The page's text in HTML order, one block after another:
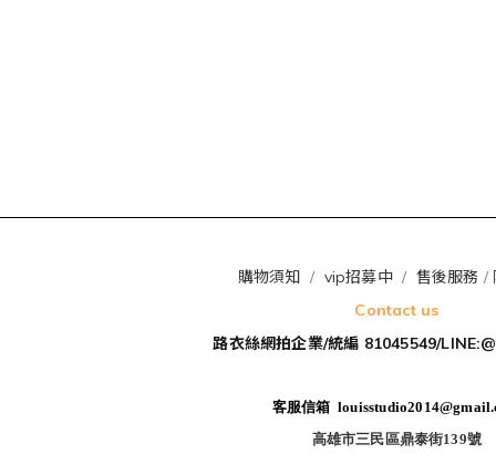
購物須知 / vip招募中/ 售後服務 /
Contact us
路衣絲網拍企業/統編 81045549/
客服信箱
高雄市三民區鼎泰街139號